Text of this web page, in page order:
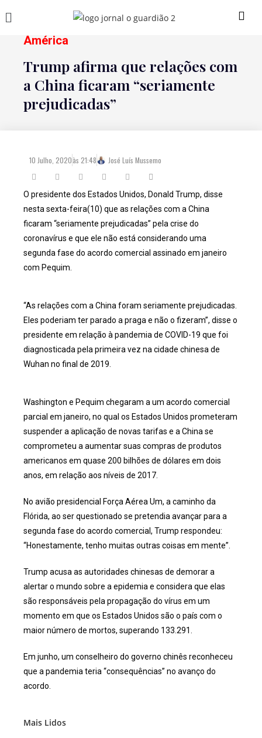
América
Trump afirma que relações com
a China ficaram “seriamente
prejudicadas”
10 Julho, 2020às 21:48 José Luís Mussemo
O presidente dos Estados Unidos, Donald Trump, disse
nesta sexta-feira(10) que as relações com a China
ficaram “seriamente prejudicadas” pela crise do
coronavírus e que ele não está considerando uma
segunda fase do acordo comercial assinado em janeiro
com Pequim.
“As relações com a China foram seriamente prejudicadas.
Eles poderiam ter parado a praga e não o fizeram”, disse o
presidente em relação à pandemia de COVID-19 que foi
diagnosticada pela primeira vez na cidade chinesa de
Wuhan no final de 2019.
Washington e Pequim chegaram a um acordo comercial
parcial em janeiro, no qual os Estados Unidos prometeram
suspender a aplicação de novas tarifas e a China se
comprometeu a aumentar suas compras de produtos
americanos em quase 200 bilhões de dólares em dois
anos, em relação aos níveis de 2017.
No avião presidencial Força Aérea Um, a caminho da
Flórida, ao ser questionado se pretendia avançar para a
segunda fase do acordo comercial, Trump respondeu:
“Honestamente, tenho muitas outras coisas em mente”.
Trump acusa as autoridades chinesas de demorar a
alertar o mundo sobre a epidemia e considera que elas
são responsáveis pela propagação do vírus em um
momento em que os Estados Unidos são o país com o
maior número de mortos, superando 133.291.
Em junho, um conselheiro do governo chinês reconheceu
que a pandemia teria “consequências” no avanço do
acordo.
Mais Lidos